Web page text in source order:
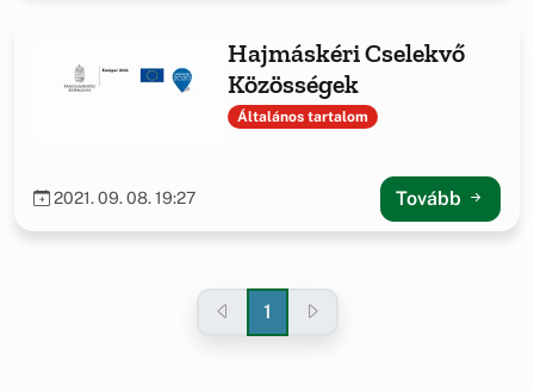
Hajmáskéri Cselekvő
Közösségek
Általános tartalom
2021. 09. 08. 19:27 Tovább
1